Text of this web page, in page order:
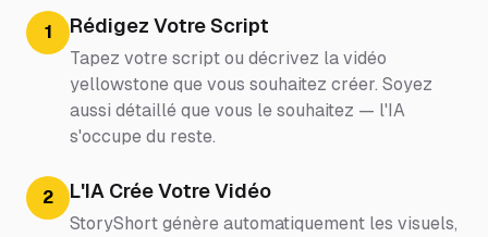
1 Rédigez Votre Script
Tapez votre script ou décrivez la vidéo
yellowstone que vous souhaitez créer. Soyez
aussi détaillé que vous le souhaitez — l'IA
s'occupe du reste.
2 L'IA Crée Votre Vidéo
StoryShort génère automatiquement les visuels,